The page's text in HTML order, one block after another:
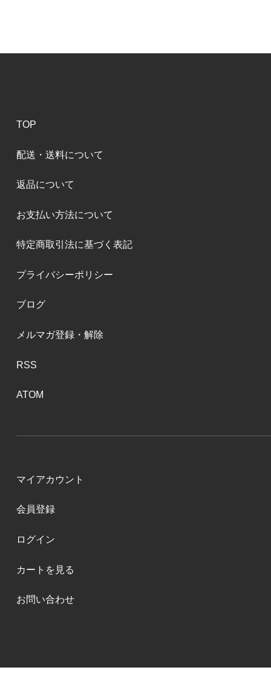
TOP
配送・送料について
返品について
お支払い方法について
特定商取引法に基づく表記
プライバシーポリシー
ブログ
メルマガ登録・解除
RSS
ATOM
マイアカウント
会員登録
ログイン
カートを見る
お問い合わせ